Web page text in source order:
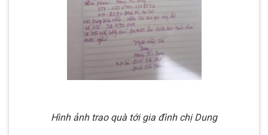
Hình ảnh trao quà tới gia đình chị Dung